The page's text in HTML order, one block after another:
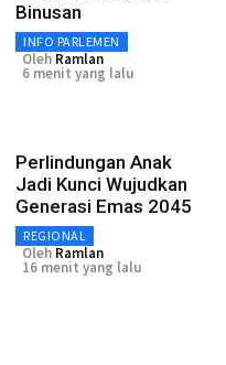
Binusan
INFO PARLEMEN
Oleh Ramlan
6 menit yang lalu
Perlindungan Anak
Jadi Kunci Wujudkan
Generasi Emas 2045
REGIONAL
Oleh Ramlan
16 menit yang lalu